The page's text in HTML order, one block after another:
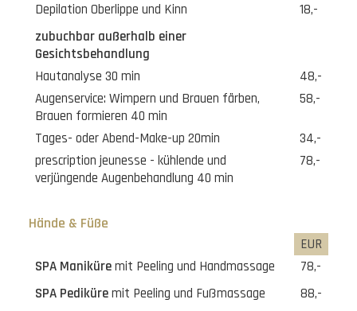
Depilation Oberlippe und Kinn
18,-
zubuchbar außerhalb einer
Gesichtsbehandlung
Hautanalyse 30 min
48,-
Augenservice: Wimpern und Brauen färben,
Brauen formieren 40 min
58,-
Tages- oder Abend-Make-up 20min
34,-
prescription jeunesse - kühlende und
verjüngende Augenbehandlung 40 min
78,-
Hände & Füße
EUR
SPA Maniküremit Peeling und Handmassage
78,-
SPA Pediküremit Peeling und Fußmassage
88,-